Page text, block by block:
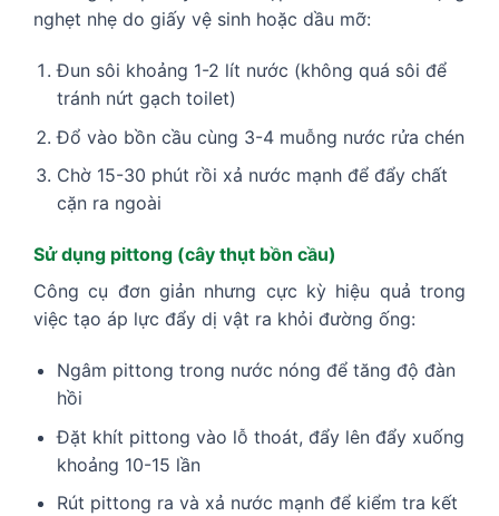
nghẹt nhẹ do giấy vệ sinh hoặc dầu mỡ:
Đun sôi khoảng 1-2 lít nước (không quá sôi để
tránh nứt gạch toilet)
Đổ vào bồn cầu cùng 3-4 muỗng nước rửa chén
Chờ 15-30 phút rồi xả nước mạnh để đẩy chất
cặn ra ngoài
Sử dụng pittong (cây thụt bồn cầu)
Công cụ đơn giản nhưng cực kỳ hiệu quả trong
việc tạo áp lực đẩy dị vật ra khỏi đường ống:
Ngâm pittong trong nước nóng để tăng độ đàn
hồi
Đặt khít pittong vào lỗ thoát, đẩy lên đẩy xuống
khoảng 10-15 lần
Rút pittong ra và xả nước mạnh để kiểm tra kết